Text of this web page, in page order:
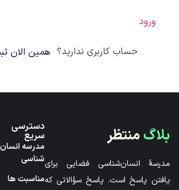
ورود
حساب کاربری ندارید؟ همین الان
بلاگمنتظر
مدرسۀ انسان‌شناسی فضایی برای
یافتن پاسخ است. پاسخ سؤالاتی که
دسترسی
سریع
مدرسه انسان
شناسی
مناسبت ها